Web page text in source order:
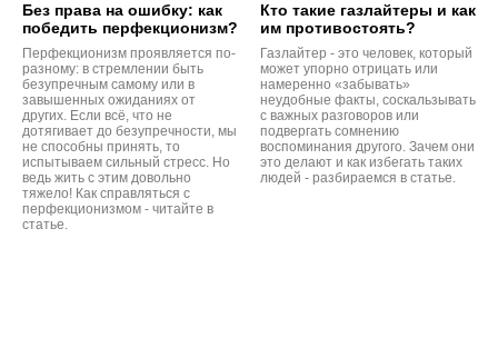
Без права на ошибку: как
победить перфекционизм?
Перфекционизм проявляется по-
разному: в стремлении быть
безупречным самому или в
завышенных ожиданиях от
других. Если всё, что не
дотягивает до безупречности, мы
не способны принять, то
испытываем сильный стресс. Но
ведь жить с этим довольно
тяжело! Как справляться с
перфекционизмом - читайте в
статье.
Кто такие газлайтеры и как
им противостоять?
Газлайтер - это человек, который
может упорно отрицать или
намеренно «забывать»
неудобные факты, соскальзывать
с важных разговоров или
подвергать сомнению
воспоминания другого. Зачем они
это делают и как избегать таких
людей - разбираемся в статье.